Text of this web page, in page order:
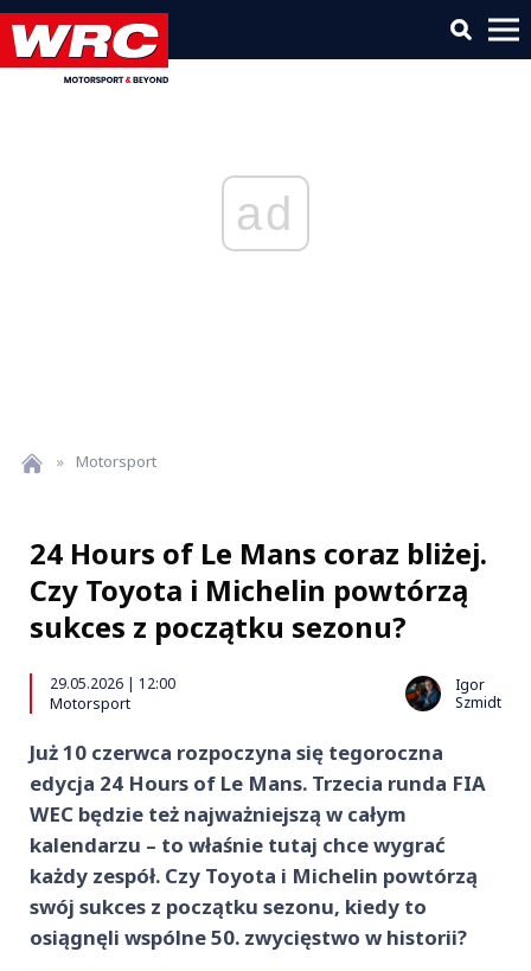
ad
» Motorsport
24 Hours of Le Mans coraz bliżej.
Czy Toyota i Michelin powtórzą
sukces z początku sezonu?
29.05.2026 | 12:00
Motorsport
Igor
Szmidt
Już 10 czerwca rozpoczyna się tegoroczna
edycja 24 Hours of Le Mans. Trzecia runda FIA
WEC będzie też najważniejszą w całym
kalendarzu – to właśnie tutaj chce wygrać
każdy zespół. Czy Toyota i Michelin powtórzą
swój sukces z początku sezonu, kiedy to
osiągnęli wspólne 50. zwycięstwo w historii?